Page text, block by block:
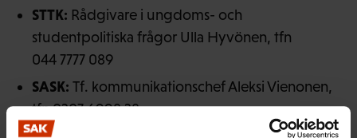
STTK: Rådgivare i ungdoms- och
studentpolitiska frågor Ulla Hyvönen, tfn
044 7777 089
SASK: Tf. kommunikationschef Aleksi Vienonen,
tfn 0207 6998 28